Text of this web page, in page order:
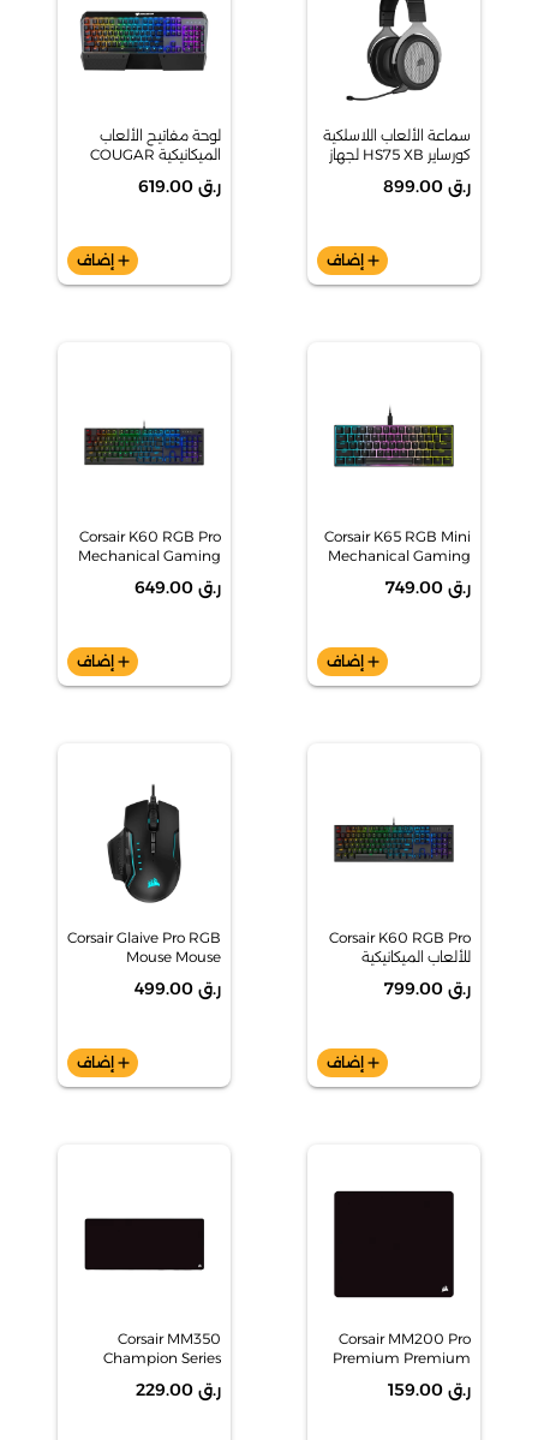
سماعة الألعاب اللاسلكية
كورساير HS75 XB لجهاز
ر.ق 899.00
add إضاف
لوحة مفاتيح الألعاب
الميكانيكية COUGAR
ر.ق 619.00
add إضاف
Corsair K65 RGB Mini
Mechanical Gaming
ر.ق 749.00
add إضاف
Corsair K60 RGB Pro
Mechanical Gaming
ر.ق 649.00
add إضاف
Corsair K60 RGB Pro
للألعاب الميكانيكية
ر.ق 799.00
add إضاف
Corsair Glaive Pro RGB
Mouse Mouse
ر.ق 499.00
add إضاف
Corsair MM200 Pro
Premium Premium
Pad
ر.ق 159.00
Corsair MM350
Champion Series
ر.ق 229.00